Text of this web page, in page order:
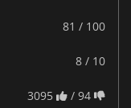
81 / 100
8 / 10
3095 / 94